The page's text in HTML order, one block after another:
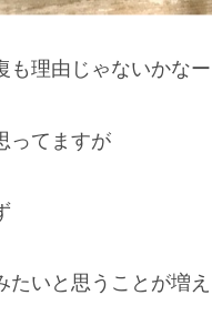
も理由じゃないかなー
ってますが
たいと思うことが増